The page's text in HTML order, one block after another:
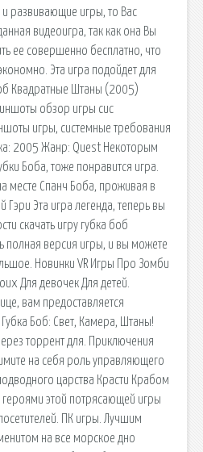
и развивающие игры, то Вас
видеоигра, так как она Вы
ее совершенно бесплатно, что
Эта игра подойдет для
Квадратные Штаны (2005)
обзор игры сис
игры, системные требования
2005 Жанр: Quest Некоторым
Боба, тоже понравится игра.
месте Спанч Боба, проживая в
Гэри Эта игра легенда, теперь вы
скачать игру губка боб
полная версия игры, и вы можете
Новинки VR Игры Про Зомби
Для девочек Для детей.
вам предоставляется
Боб: Свет, Камера, Штаны!
торрент для. Приключения
на себя роль управляющего
царства Красти Крабом
этой потрясающей игры
ПК игры. Лучшим
на все морское дно